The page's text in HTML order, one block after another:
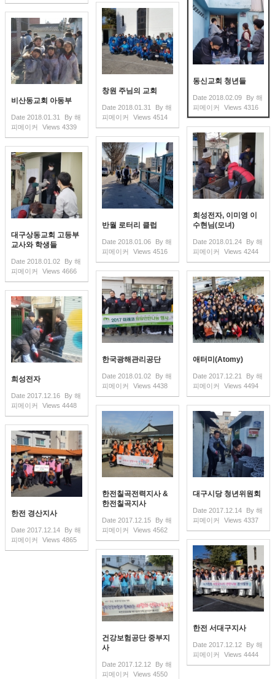
동신교회 청년들
Date 2018.02.09 By 해
피메이커
Views 4316
창원 주님의 교회
Date 2018.01.31 By 해
피메이커
Views 4514
비산동교회 아동부
Date 2018.01.31 By 해
피메이커
Views 4339
희성전자, 이미영 이
수현님(모녀)
Date 2018.01.24 By 해
피메이커
Views 4244
반월 로터리 클럽
Date 2018.01.06 By 해
피메이커
Views 4516
대구상동교회 고등부
교사와 학생들
Date 2018.01.02 By 해
피메이커
Views 4666
한국광해관리공단
Date 2018.01.02 By 해
피메이커
Views 4438
애터미(Atomy)
Date 2017.12.21 By 해
피메이커
Views 4494
희성전자
Date 2017.12.16 By 해
피메이커
Views 4448
한전칠곡전력지사 &
한전칠곡지사
Date 2017.12.15 By 해
피메이커
Views 4562
대구시당 청년위원회
Date 2017.12.14 By 해
피메이커
Views 4337
한전 경산지사
Date 2017.12.14 By 해
피메이커
Views 4865
한전 서대구지사
Date 2017.12.12 By 해
피메이커
Views 4444
건강보험공단 중부지
사
Date 2017.12.12 By 해
피메이커
Views 4550